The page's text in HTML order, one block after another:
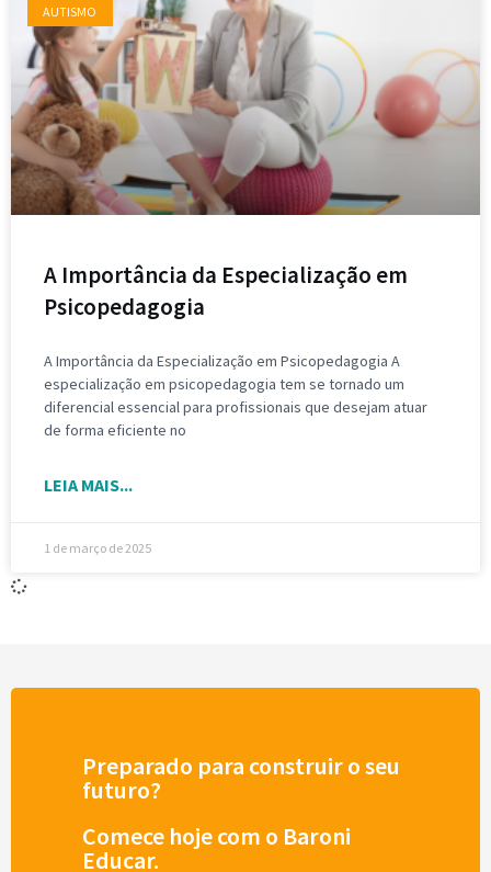
AUTISMO
A Importância da Especialização em
Psicopedagogia
A Importância da Especialização em Psicopedagogia A
especialização em psicopedagogia tem se tornado um
diferencial essencial para profissionais que desejam atuar
de forma eficiente no
LEIA MAIS...
1 de março de 2025
Preparado para construir o seu
futuro?
Comece hoje com o Baroni
Educar.